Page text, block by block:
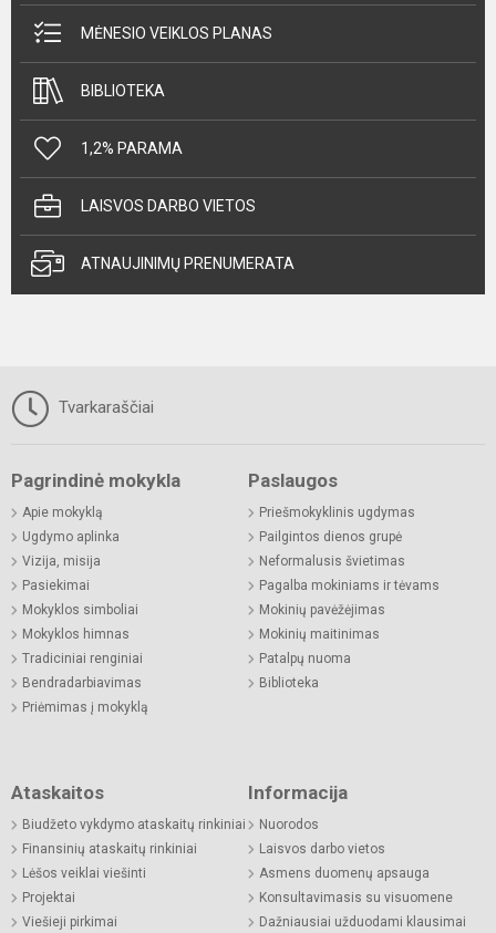
MĖNESIO VEIKLOS PLANAS
BIBLIOTEKA
1,2% PARAMA
LAISVOS DARBO VIETOS
ATNAUJINIMŲ PRENUMERATA
Tvarkaraščiai
Pagrindinė mokykla
Apie mokyklą
Ugdymo aplinka
Vizija, misija
Pasiekimai
Mokyklos simboliai
Mokyklos himnas
Tradiciniai renginiai
Bendradarbiavimas
Priėmimas į mokyklą
Paslaugos
Priešmokyklinis ugdymas
Pailgintos dienos grupė
Neformalusis švietimas
Pagalba mokiniams ir tėvams
Mokinių pavėžėjimas
Mokinių maitinimas
Patalpų nuoma
Biblioteka
Ataskaitos
Biudžeto vykdymo ataskaitų rinkiniai
Finansinių ataskaitų rinkiniai
Lėšos veiklai viešinti
Projektai
Viešieji pirkimai
Informacija
Nuorodos
Laisvos darbo vietos
Asmens duomenų apsauga
Konsultavimasis su visuomene
Dažniausiai užduodami klausimai